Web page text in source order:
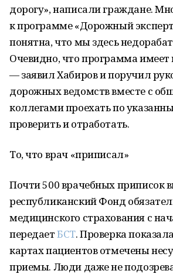
дорогу», написали граждане.
к программе «Дорожный
понятна, что мы здесь
Очевидно, что программа имеет
— заявил Хабиров и поручил
дорожных ведомств вместе с
коллегами проехать по
проверить и отработать.
То, что врач «приписал»
Почти 500 врачебных приписок
республиканский Фонд
медицинского страхования с
передаетБСТ. Проверка
картах пациентов отмечены
приемы. Люди даже не